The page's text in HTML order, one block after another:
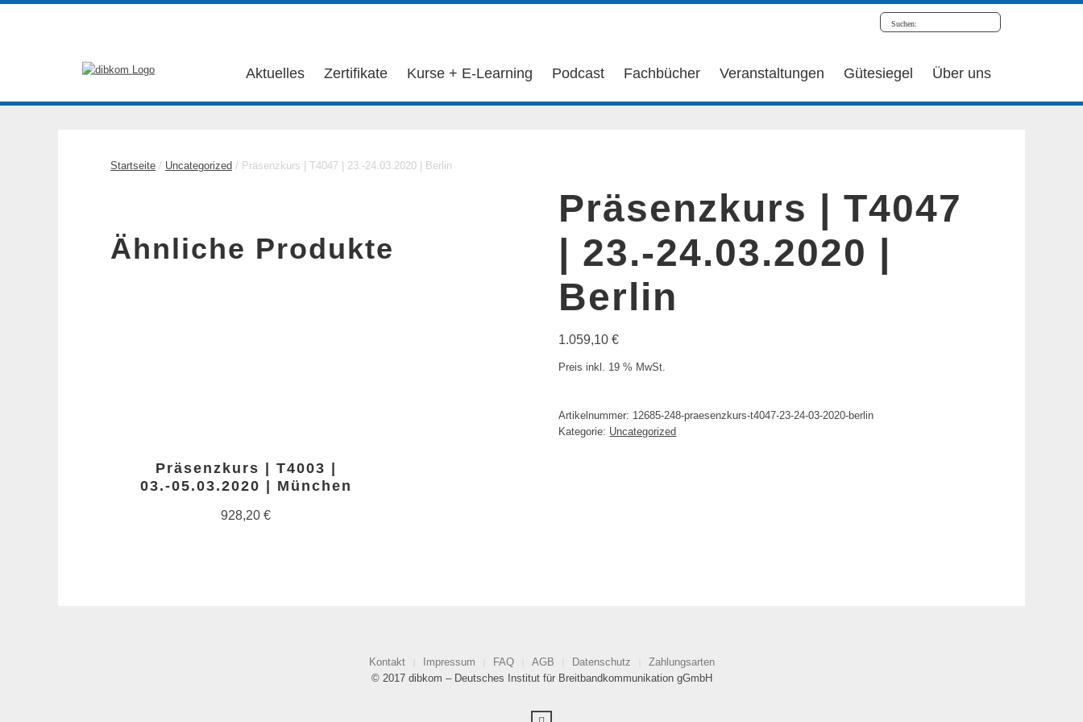
Aktuelles Zertifikate Kurse + E-Learning Podcast Fachbücher Veranstaltungen Gütesiegel Über uns
Startseite / Uncategorized / Präsenzkurs | T4047 | 23.-24.03.2020 | Berlin
Präsenzkurs | T4047
| 23.-24.03.2020 |
Berlin
1.059,10€
Preis inkl. 19 % MwSt.
Artikelnummer: 12685-248-praesenzkurs-t4047-23-24-03-2020-berlin
Kategorie: Uncategorized
Ähnliche Produkte
Präsenzkurs | T4003 |
03.-05.03.2020 | München
928,20€
Kontakt Impressum FAQ AGB Datenschutz
Zahlungsarten
© 2017 dibkom – Deutsches Institut für Breitbandkommunikation gGmbH